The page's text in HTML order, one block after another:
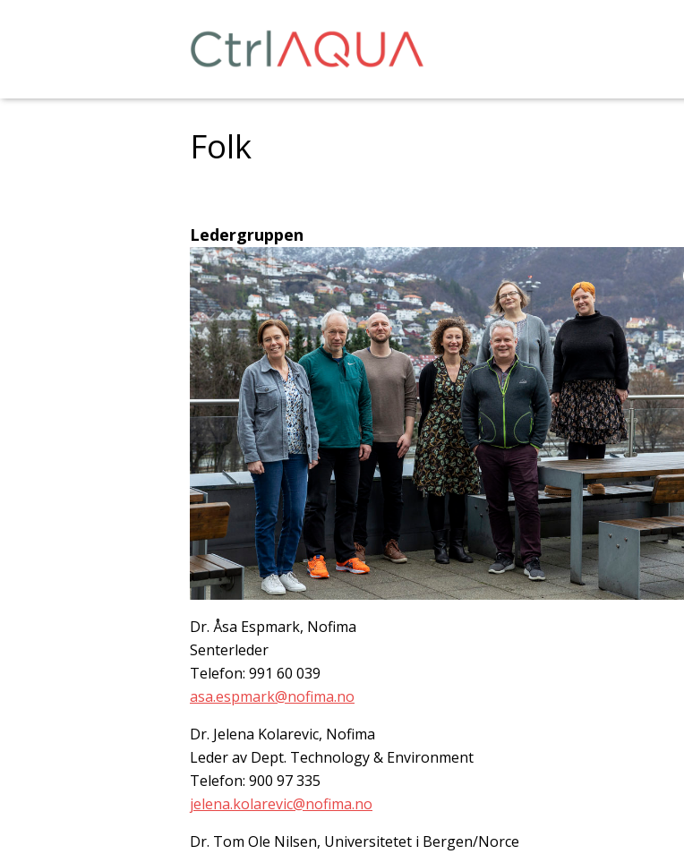
Folk
Ledergruppen
Dr. Åsa Espmark, Nofima
Senterleder
Telefon: 991 60 039
asa.espmark@nofima.no
Dr. Jelena Kolarevic, Nofima
Leder av Dept. Technology & Environment
Telefon: 900 97 335
jelena.kolarevic@nofima.no
Dr. Tom Ole Nilsen, Universitetet i Bergen/Norce